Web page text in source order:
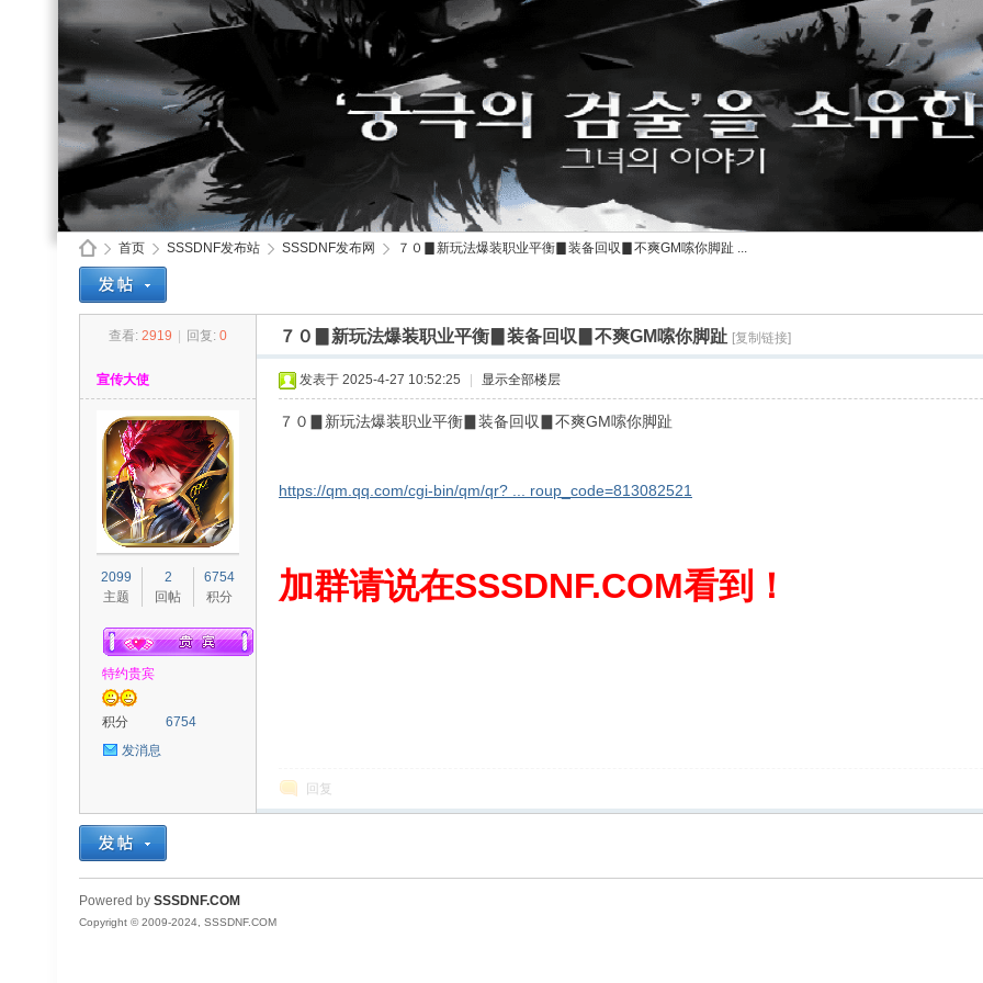
首页
›
SSSDNF发布站 SSSDNF发布网
›
７０▊新玩法爆装职业平衡▊装备回収▊不爽GM嗦你脚趾 ...
查看: 2919 回复: 0 ７０▊新玩法爆装职业平衡▊装备回収▊不爽GM嗦你脚趾 [复制链接]
宣传大使
2099
主题
2
回帖
6754
积分
特约贵宾
积分
6754
发消息
发表于 2025-4-27 10:52:25 显示全部楼层
７０▊新玩法爆装职业平衡▊装备回収▊不爽GM嗦你脚趾
https://qm.qq.com/cgi-bin/qm/qr? ... roup_code=813082521
加群请说在SSSDNF.COM看到！
回复
Powered by SSSDNF.COM
Copyright © 2009-2024, SSSDNF.COM